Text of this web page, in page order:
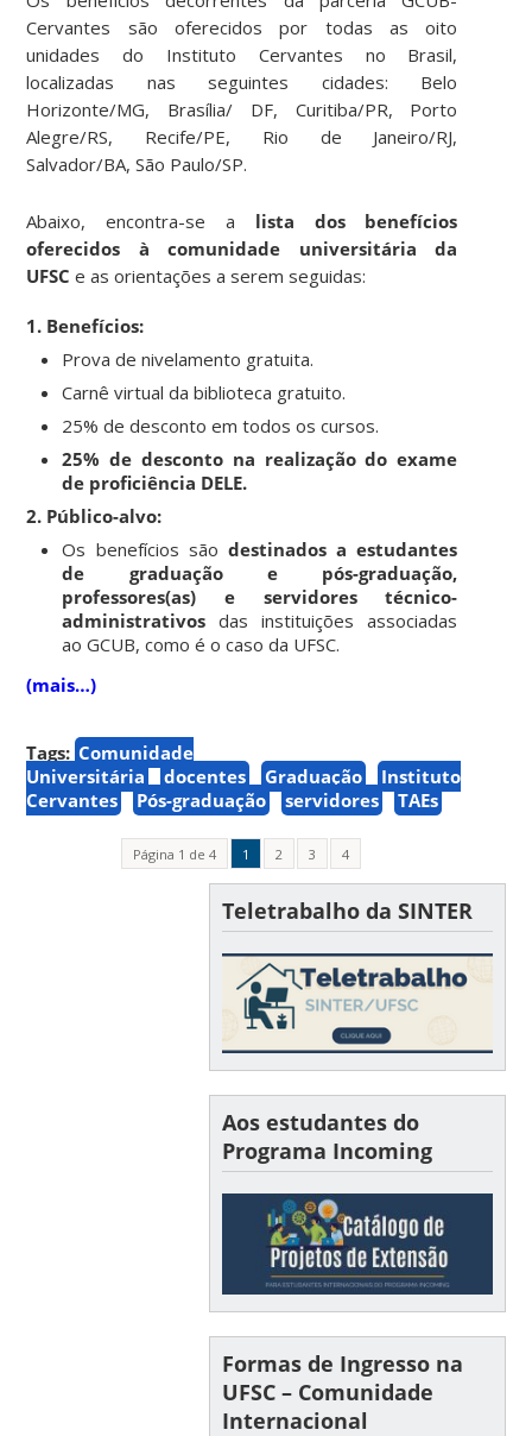
Cervantes são oferecidos por todas as oito
unidades do Instituto Cervantes no Brasil,
localizadas nas seguintes cidades: Belo
Horizonte/MG, Brasília/ DF, Curitiba/PR, Porto
Alegre/RS, Recife/PE, Rio de Janeiro/RJ,
Salvador/BA, São Paulo/SP.
Abaixo, encontra-se a lista dos benefícios
oferecidos à comunidade universitária da
UFSC e as orientações a serem seguidas:
1. Benefícios:
Prova de nivelamento gratuita.
Carnê virtual da biblioteca gratuito.
25% de desconto em todos os cursos.
25% de desconto na realização do exame
de proficiência DELE.
2. Público-alvo:
Os benefícios são destinados a estudantes
de graduação e pós-graduação,
professores(as) e servidores técnico-
administrativos das instituições associadas
ao GCUB, como é o caso da UFSC.
(mais…)
Tags: Comunidade
Universitária
docentes Graduação
Instituto
Cervantes
Pós-graduação servidores TAEs
Página 1 de 4 1 2 3 4
Teletrabalho da SINTER
Aos estudantes do
Programa Incoming
Formas de Ingresso na
UFSC – Comunidade
Internacional